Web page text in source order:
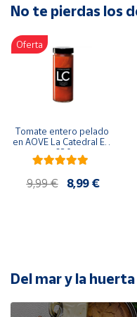
Artesanía
Oficina y
Papelería
Para Canarias,
Ceuta y Melilla
populares
Bono
Cultural
de Correos
Market
No te pierdas los
Oferta
Tomate entero pelado
en AOVE La Catedral ER-
630
9,99 € 8,99 €
Del mar y la